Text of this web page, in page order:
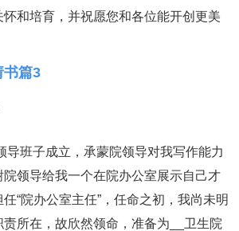
和培育，并祝愿您和各位能开创更美
书篇3
导班子成立，承蒙院领导对我写作能力
领导给我一个在院办公室展示自己才
“院办公室主任”，任命之初，我尚未明
所在，故欣然领命，准备为__卫生院